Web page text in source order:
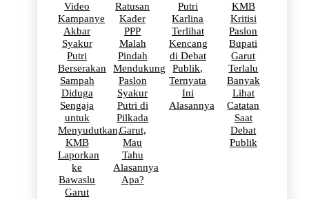
Video
Kampanye
Akbar
Syakur
Putri
Berserakan
Sampah
Diduga
Sengaja
untuk
Menyudutkan,
KMB
Laporkan
ke
Bawaslu
Garut
Ratusan
Kader
PPP
Malah
Pindah
Mendukung
Paslon
Syakur
Putri di
Pilkada
Garut,
Mau
Tahu
Alasannya
Apa?
Putri
Karlina
Terlihat
Kencang
di Debat
Publik,
Ternyata
Ini
Alasannya
KMB
Kritisi
Paslon
Bupati
Garut
Terlalu
Banyak
Lihat
Catatan
Saat
Debat
Publik